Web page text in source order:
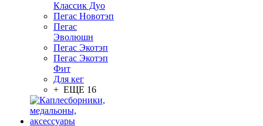
Классик Дуо
Пегас Новотэп
Пегас
Эволюшн
Пегас Экотэп
Пегас Экотэп
Фит
Для кег
+ ЕЩЕ 16